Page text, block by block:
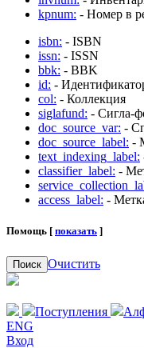
kpnum: - Номер в
isbn: - ISBN
issn: - ISSN
bbk: - BBK
id: -
col: - Коллекция
siglafund: - Сигла-
doc_source_var: -
doc_source_label: -
text_indexing_label:
classifier_label: -
access_label: -
Помощь [ показать ]
Поиск Очистить
Поступления
ENG
Вход